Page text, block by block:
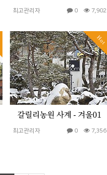
최고관리자 0 7,902
Hot
갈릴리농원 사계 - 겨울01
최고관리자 0 7,356